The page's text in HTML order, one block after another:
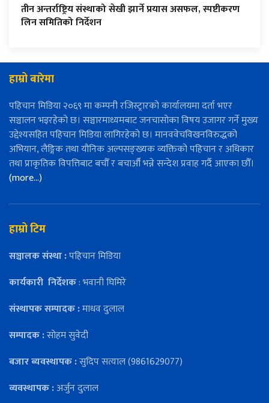
तीन अन्तर्राष्ट्रिय संस्थाको सेखी झार्ने प्रयास असफल, स्पष्टीकरण
लिन समितिको निर्देशन
हाम्रो बारेमा
पहिचान मिडिया २०६९ मा कम्पनी रजिस्ट्रारको कार्यालयमा दर्ता भएर
सञ्चालन भइरहेको छ। सञ्चारमाध्यमबाट जनचासोका विषय उजागर गर्ने मुख्य
उद्देश्यसहित पहिचान मिडिया लागिरहेको छ। मानववेचविखनविरुद्धको
अभियान, लैङ्गिक तथा यौनिक अल्पसङ्ख्यक व्यक्तिको पहिचान र अधिकार
तथा प्राकृतिक विपत्तिबाट बचौँ र बचाऔँ भन्ने सन्देश प्रवाह गर्दै आएका छौँ।
(more…)
हाम्रो टिम
सञ्चालक संस्था :पहिचान मिडिया
कार्यकारी निर्देशक: भवानी घिमिरे
संस्थापक सम्पादक :माधव दुलाल
सम्पादक :सोहम सुवेदी
बजार ब्यवस्थापक :सुदिप सत्याल (9861629077)
व्यवस्थापक :अर्जुन दुलाल